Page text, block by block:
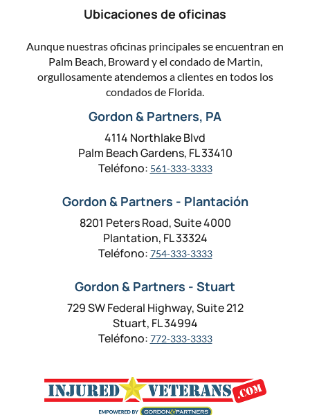
Ubicaciones de oficinas
Aunque nuestras oficinas principales se encuentran en
Palm Beach, Broward y el condado de Martin,
orgullosamente atendemos a clientes en todos los
condados de Florida.
Gordon & Partners, PA
4114 Northlake Blvd
Palm Beach Gardens, FL 33410
Teléfono: 561-333-3333
Gordon & Partners - Plantación
8201 Peters Road, Suite 4000
Plantation, FL 33324
Teléfono: 754-333-3333
Gordon & Partners - Stuart
729 SW Federal Highway, Suite 212
Stuart, FL 34994
Teléfono: 772-333-3333